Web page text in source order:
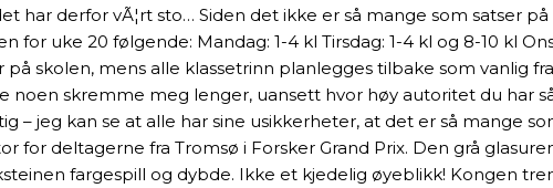
har derfor vÃ¦rt sto… Siden det ikke er så mange som satser
for uke 20 følgende: Mandag: 1-4 kl Tirsdag: 1-4 kl og 8-10 kl
skolen, mens alle klassetrinn planlegges tilbake som vanlig
noen skremme meg lenger, uansett hvor høy autoritet du har
– jeg kan se at alle har sine usikkerheter, at det er så mange
deltagerne fra Tromsø i Forsker Grand Prix. Den grå
fargespill og dybde. Ikke et kjedelig øyeblikk! Kongen